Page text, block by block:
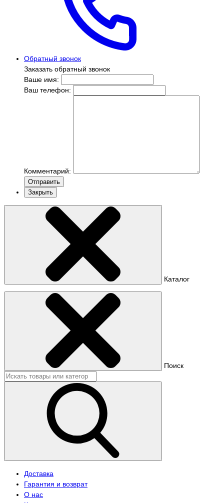
Обратный звонок
Заказать обратный звонок
Ваше имя:
Ваш телефон:
Комментарий:
Отправить
Закрыть
Каталог
Поиск
Доставка
Гарантия и возврат
О нас